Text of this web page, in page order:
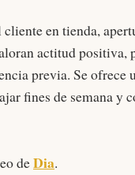
en tienda,
actitud positiva,
previa. Se ofrece
fines de semana y
deDia.